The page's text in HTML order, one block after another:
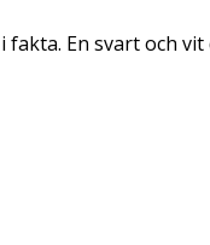
En svart och